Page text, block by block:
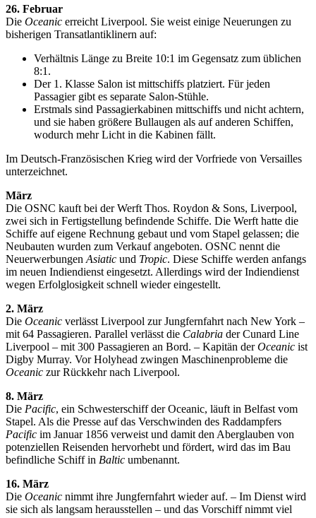
26. Februar
Die Oceanic erreicht Liverpool. Sie weist einige Neuerungen zu
bisherigen Transatlantiklinern auf:
Verhältnis Länge zu Breite 10:1 im Gegensatz zum üblichen
8:1.
Der 1. Klasse Salon ist mittschiffs platziert. Für jeden
Passagier gibt es separate Salon-Stühle.
Erstmals sind Passagierkabinen mittschiffs und nicht achtern,
und sie haben größere Bullaugen als auf anderen Schiffen,
wodurch mehr Licht in die Kabinen fällt.
Im Deutsch-Französischen Krieg wird der Vorfriede von Versailles
unterzeichnet.
März
Die OSNC kauft bei der Werft Thos. Roydon & Sons, Liverpool,
zwei sich in Fertigstellung befindende Schiffe. Die Werft hatte die
Schiffe auf eigene Rechnung gebaut und vom Stapel gelassen; die
Neubauten wurden zum Verkauf angeboten. OSNC nennt die
Neuerwerbungen Asiatic und Tropic. Diese Schiffe werden anfangs
im neuen Indiendienst eingesetzt. Allerdings wird der Indiendienst
wegen Erfolglosigkeit schnell wieder eingestellt.
2. März
Die Oceanic verlässt Liverpool zur Jungfernfahrt nach New York –
mit 64 Passagieren. Parallel verlässt die Calabria der Cunard Line
Liverpool – mit 300 Passagieren an Bord. – Kapitän derOceanic ist
Digby Murray. Vor Holyhead zwingen Maschinenprobleme die
Oceanic zur Rückkehr nach Liverpool.
8. März
Die Pacific, ein Schwesterschiff der Oceanic, läuft in Belfast vom
Stapel. Als die Presse auf das Verschwinden des Raddampfers
Pacific im Januar 1856 verweist und damit den Aberglauben von
potenziellen Reisenden hervorhebt und fördert, wird das im Bau
befindliche Schiff in Baltic umbenannt.
16. März
Die Oceanic nimmt ihre Jungfernfahrt wieder auf. – Im Dienst wird
sie sich als langsam herausstellen – und das Vorschiff nimmt viel